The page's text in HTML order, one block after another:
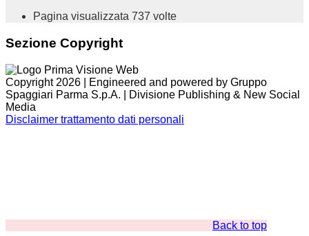
Pagina visualizzata 737 volte
Sezione Copyright
Copyright 2026 | Engineered and powered by Gruppo
Spaggiari Parma S.p.A. | Divisione Publishing & New Social
Media
Disclaimer trattamento dati personali
Back to top